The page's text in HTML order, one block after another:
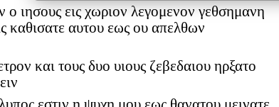
ο ιησους εις χωριον λεγομενον γεθσημανη
καθισατε αυτου εως ου απελθων
και τους δυο υιους ζεβεδαιου ηρξατο